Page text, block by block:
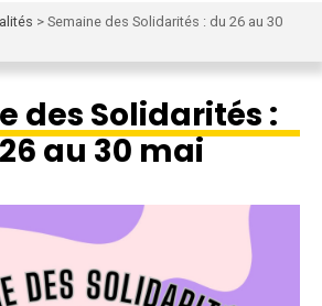
> Semaine des Solidarités : du 26 au 30
des Solidarités :
au 30 mai